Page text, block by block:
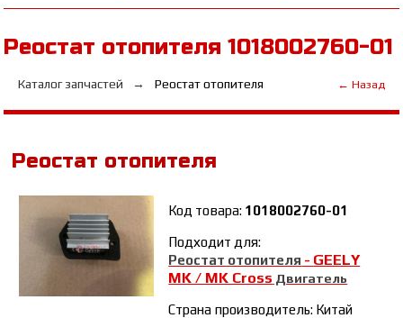
Реостат отопителя 1018002760-01
Каталог запчастей Реостат отопителя ← Назад
Реостат отопителя
Код товара: 1018002760-01
Подходит для:
Реостат отопителя - GEELY
MK / MK Cross Двигатель
Страна производитель: Китай